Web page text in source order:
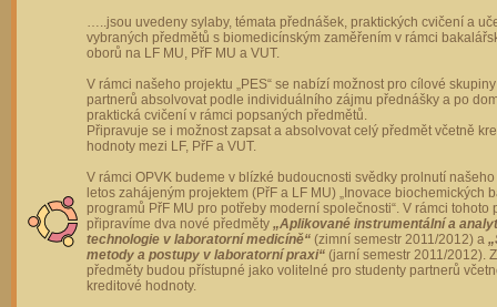
…..jsou uvedeny sylaby, témata přednášek, praktických cvičení a
vybraných předmětů s biomedicínským zaměřením v rámci
oborů na LF MU, PřF MU a VUT.
V rámci našeho projektu „PES“ se nabízí možnost pro cílové
partnerů absolvovat podle individuálního zájmu přednášky a po
praktická cvičení v rámci popsaných předmětů.
Připravuje se i možnost zapsat a absolvovat celý předmět včetně
hodnoty mezi LF, PřF a VUT.
V rámci OPVK budeme v blízké budoucnosti svědky prolnutí
letos zahájeným projektem (PřF a LF MU) „Inovace biochemických
programů PřF MU pro potřeby moderní společnosti“. V rámci tohoto
připravíme dva nové předměty „Aplikované instrumentální a
technologie v laboratorní medicíně“ (zimní semestr 2011/2012) a
metody a postupy v laboratorní praxi“ (jarní semestr 2011/2012).
předměty budou přístupné jako volitelné pro studenty partnerů
kreditové hodnoty.